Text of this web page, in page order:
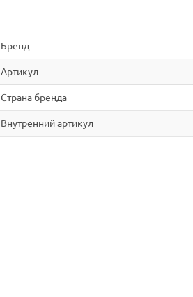
Бренд
Артикул
Страна бренда
Внутренний артикул